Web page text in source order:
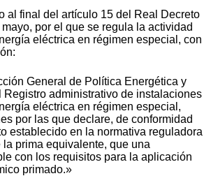
al final del artículo 15 del Real Decreto
por el que se regula la actividad
eléctrica en régimen especial, con
General de Política Energética y
Registro administrativo de instalaciones
eléctrica en régimen especial,
por las que declare, de conformidad
establecido en la normativa reguladora
prima equivalente, que una
con los requisitos para la aplicación
primado.»